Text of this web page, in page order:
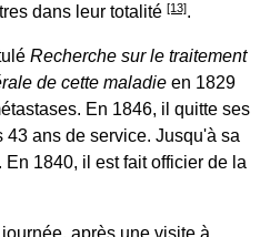
dans leur totalité [13].
Recherche sur le traitement
de cette maladie en 1829
En 1846, il quitte ses
ans de service. Jusqu'à sa
1840, il est fait officier de la
après une visite à